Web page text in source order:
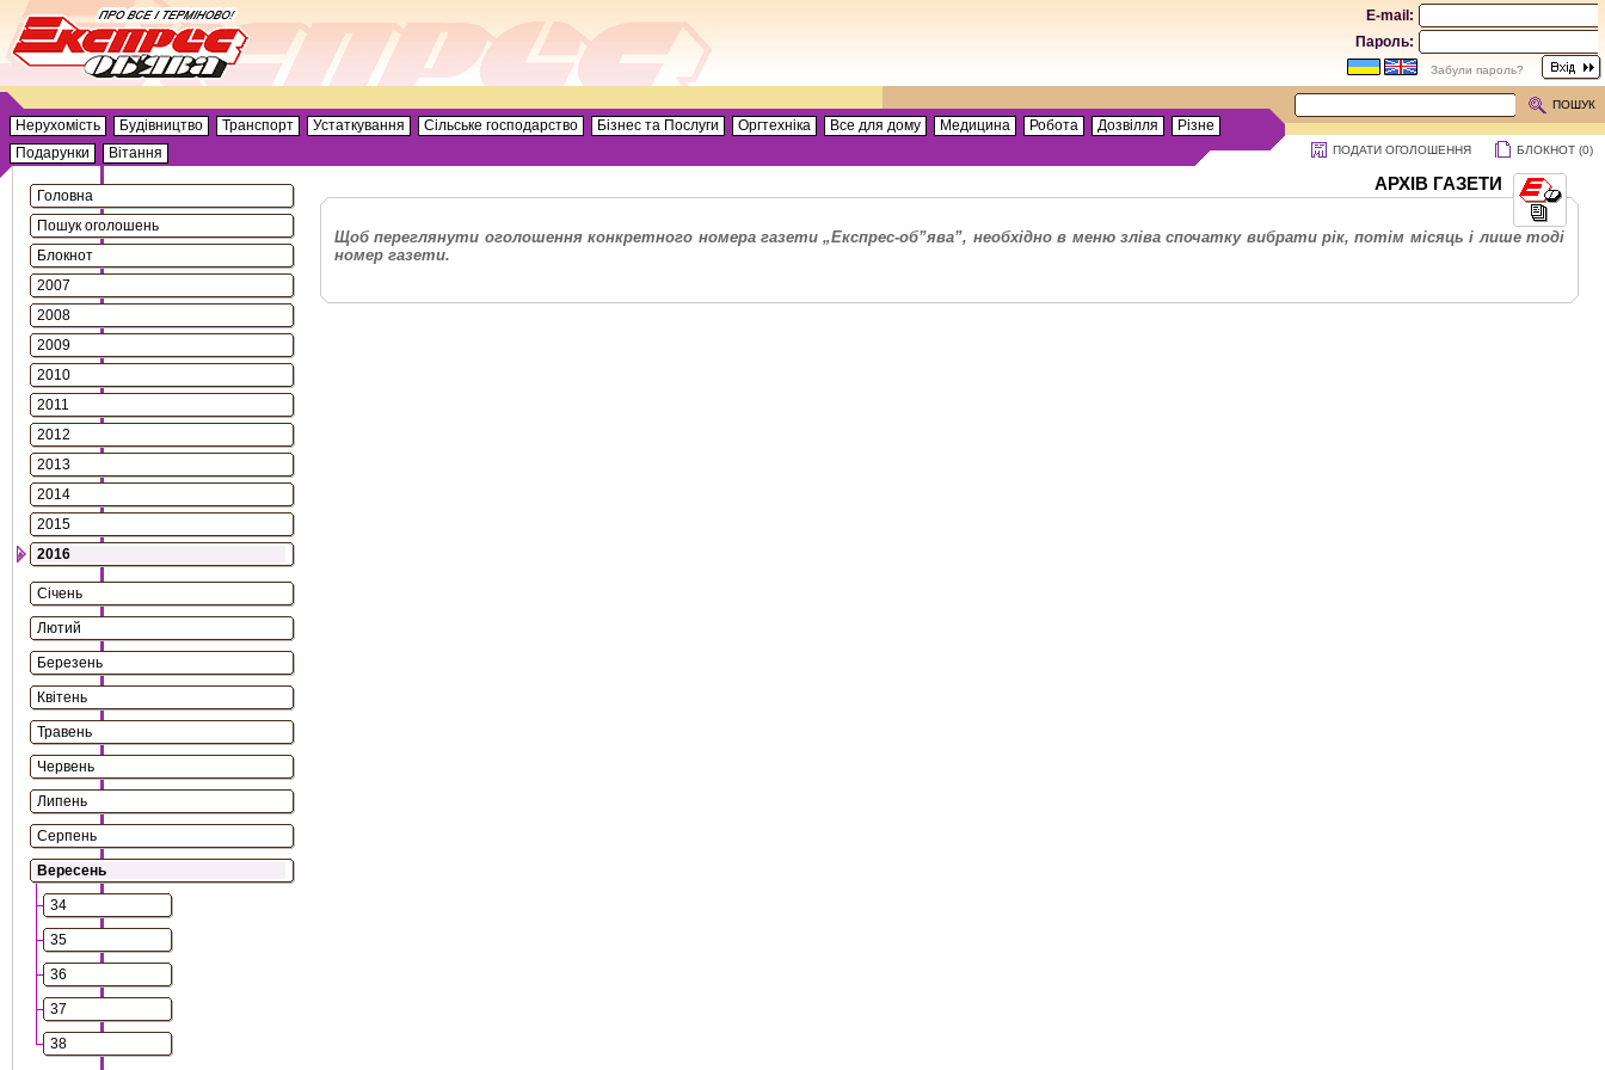
E-mail:
Пароль:
Забули пароль?
ПОШУК
Нерухомість Будівництво Транспорт Устаткування Сільське господарство Бізнес та Послуги Оргтехніка Все для дому Медицина Робота Дозвілля
Різне
Подарунки
Вітання ПОДАТИ ОГОЛОШЕННЯ БЛОКНОТ (0)
Головна
Пошук оголошень
Блокнот
2007
2008
2009
2010
2011
2012
2013
2014
2015
2016
Січень
Лютий
Березень
Квітень
Травень
Червень
Липень
Серпень
Вересень
34
35
36
37
38
АРХІВ ГАЗЕТИ
Щоб переглянути оголошення конкретного номера газети „Експрес-об”ява”, необхідно в меню зліва спочатку вибрати рік, потім місяць і лише тоді
номер газети.